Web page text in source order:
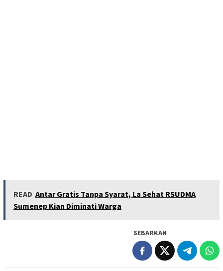
READ Antar Gratis Tanpa Syarat, La Sehat RSUDMA
Sumenep Kian Diminati Warga
SEBARKAN